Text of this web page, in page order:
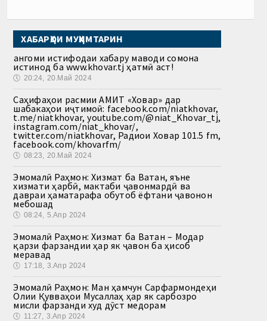
ХАБАРҲОИ МУҲИМТАРИН
Ҳангоми истифодаи хабару маводи сомона
истинод ба www.khovar.tj ҳатмӣ аст!
🕔 20:24, 20.Май 2024
Саҳифаҳои расмии АМИТ «Ховар» дар
шабакаҳои иҷтимоӣ: facebook.com/niatkhovar,
t.me/niatkhovar, youtube.com/@niat_Khovar_tj,
instagram.com/niat_khovar/,
twitter.com/niatkhovar, Радиои Ховар 101.5 fm,
facebook.com/khovarfm/
🕔 08:23, 20.Май 2024
Эмомалӣ Раҳмон: Хизмат ба Ватан, яъне
хизмати ҳарбӣ, мактаби ҷавонмардӣ ва
давраи ҳаматарафа обутоб ёфтани ҷавонон
мебошад
🕔 08:24, 5.Апр 2024
Эмомалӣ Раҳмон: Хизмат ба Ватан – Модар
қарзи фарзандии ҳар як ҷавон ба ҳисоб
меравад
🕔 17:18, 3.Апр 2024
Эмомалӣ Раҳмон: Ман ҳамчун Сарфармондеҳи
Олии Қувваҳои Мусаллаҳ ҳар як сарбозро
мисли фарзанди худ дӯст медорам
🕔 11:27, 3.Апр 2024